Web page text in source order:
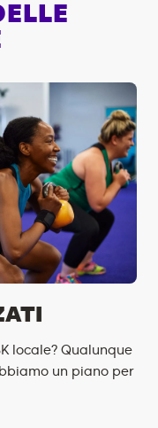
locale? Qualunque
un piano per